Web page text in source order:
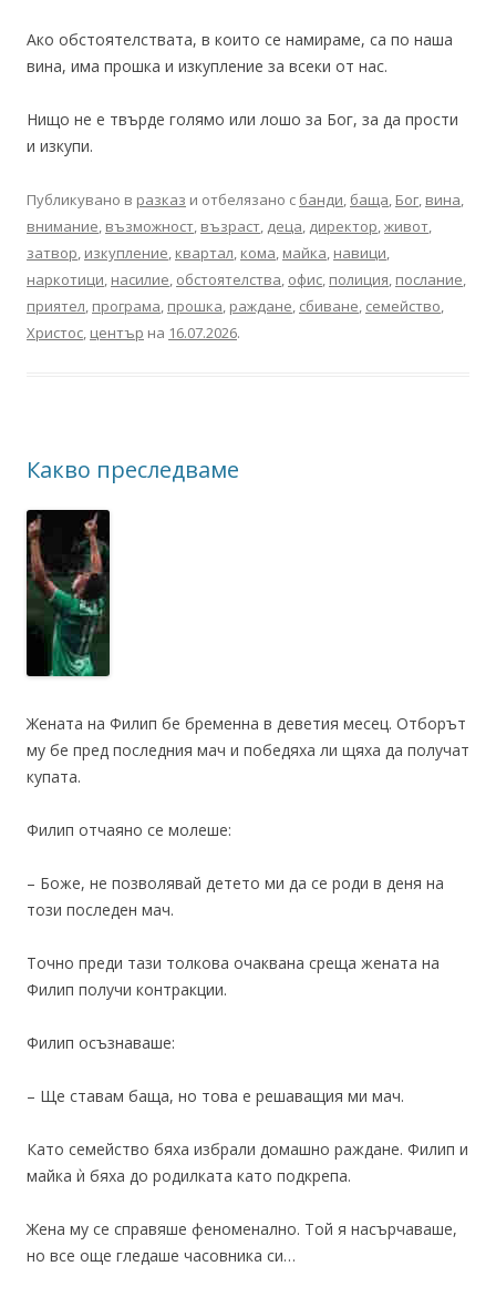
Ако обстоятелствата, в които се намираме, са по наша
вина, има прошка и изкупление за всеки от нас.
Нищо не е твърде голямо или лошо за Бог, за да прости
и изкупи.
Публикувано в разказ и отбелязано с банди, баща, Бог, вина,
внимание, възможност, възраст, деца, директор,живот,
затвор, изкупление, квартал, кома, майка, навици,
наркотици, насилие, обстоятелства, офис, полиция, послание,
приятел, програма, прошка, раждане, сбиване, семейство,
Христос, център на 16.07.2026.
Какво преследваме
Жената на Филип бе бременна в деветия месец. Отборът
му бе пред последния мач и победяха ли щяха да получат
купата.
Филип отчаяно се молеше:
– Боже, не позволявай детето ми да се роди в деня на
този последен мач.
Точно преди тази толкова очаквана среща жената на
Филип получи контракции.
Филип осъзнаваше:
– Ще ставам баща, но това е решаващия ми мач.
Като семейство бяха избрали домашно раждане. Филип и
майка ѝ бяха до родилката като подкрепа.
Жена му се справяше феноменално. Той я насърчаваше,
но все още гледаше часовника си…